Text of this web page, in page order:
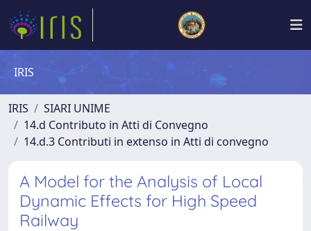
IRIS
IRIS
SIARI UNIME
14.d Contributo in Atti di Convegno
14.d.3 Contributi in extenso in Atti di convegno
A Model for the Analysis of Local
Dynamic Effects for High Speed
Railway